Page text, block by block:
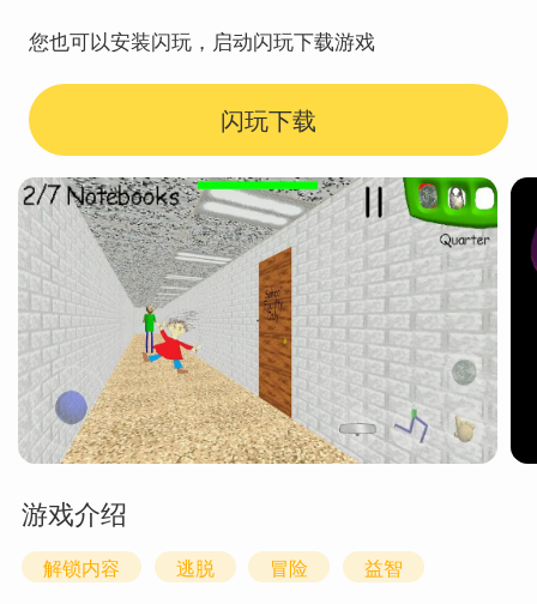
您也可以安装闪玩，启动闪玩下载游戏
闪玩下载
游戏介绍
解锁内容 逃脱 冒险 益智